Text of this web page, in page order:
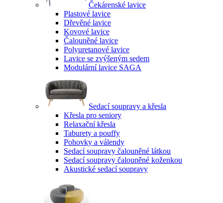
Čekárenské lavice
Plastové lavice
Dřevěné lavice
Kovové lavice
Čalouněné lavice
Polyuretanové lavice
Lavice se zvýšeným sedem
Modulární lavice SAGA
Sedací soupravy a křesla
Křesla pro seniory
Relaxační křesla
Taburety a pouffy
Pohovky a válendy
Sedací soupravy čalouněné látkou
Sedací soupravy čalouněné koženkou
Akustické sedací soupravy